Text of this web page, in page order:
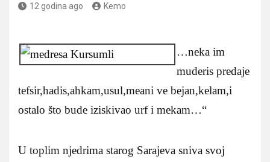
12 godina ago Kemo
…neka im
muderis predaje
tefsir,hadis,ahkam,usul,meani ve bejan,kelam,i
ostalo što bude iziskivao urf i mekam…“
U toplim njedrima starog Sarajeva sniva svoj